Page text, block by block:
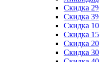
Скидка
Скидка
Скидка
Скидка
Скидка
Скидка